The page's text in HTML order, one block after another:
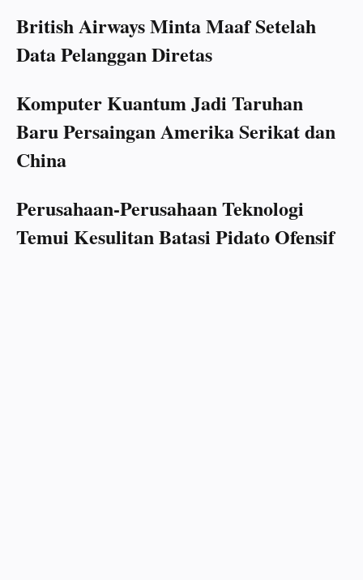
British Airways Minta Maaf Setelah
Data Pelanggan Diretas
Komputer Kuantum Jadi Taruhan
Baru Persaingan Amerika Serikat dan
China
Perusahaan-Perusahaan Teknologi
Temui Kesulitan Batasi Pidato Ofensif